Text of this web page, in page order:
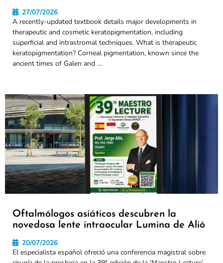
27/07/2026
A recently-updated textbook details major developments in
therapeutic and cosmetic keratopigmentation, including
superficial and intrastromal techniques. What is therapeutic
keratopigmentation? Corneal pigmentation, known since the
ancient times of Galen and …
Oftalmólogos asiáticos descubren la
novedosa lente intraocular Lumina de Alió
20/07/2026
El especialista español ofreció una conferencia magistral sobre